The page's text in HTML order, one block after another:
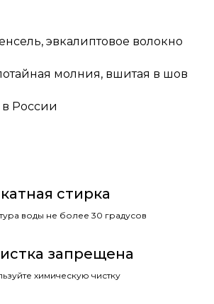
эвкалиптовое волокно
молния, вшитая в шов
России
стирка
воды не более 30 градусов
запрещена
химическую чистку